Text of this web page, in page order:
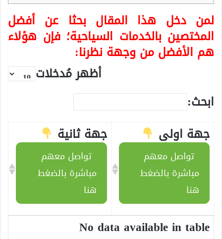
لمن دخل هذا المقال بحثا عن أفضل
المختصين بالخدمات السياحية؛ فإن هؤلاء
هم الأفضل من وجهة نظرنا:
أظهر مُدخلات
ابحث:
جهة اولى
تواصل معهم
مباشرة بالضغط
هنا
جهة ثانية
تواصل معهم
مباشرة بالضغط
هنا
No data available in table